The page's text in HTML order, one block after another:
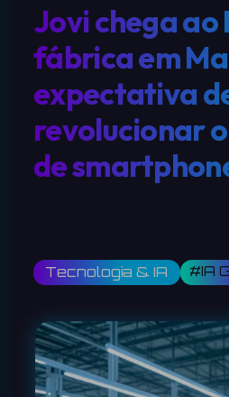
Jovi chega ao
fábrica em
expectativa
revolucionar
de
Tecnologia & IA #IA